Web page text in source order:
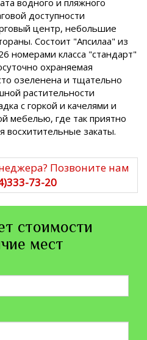
водного и пляжного
доступности
центр, небольшие
Состоит "Апсилаа" из
номерами класса "стандарт"
охраняемая
озеленена и тщательно
растительности
с горкой и качелями и
мебелью, где так приятно
восхитительные закаты.
Позвоните нам
73-20
стоимости
мест